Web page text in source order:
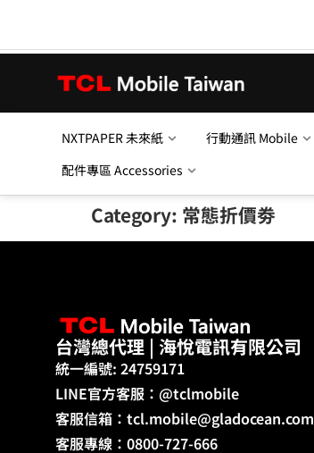
NXTPAPER 未來紙 行動通訊 Mobile
配件專區 Accessories
Category: 常態折價劵
台灣總代理 | 海悅電訊有限公司
統一編號: 24759171
LINE官方客服：@tclmobile
客服信箱： tcl.mobile@gladocean.com
客服專線：0800-727-666